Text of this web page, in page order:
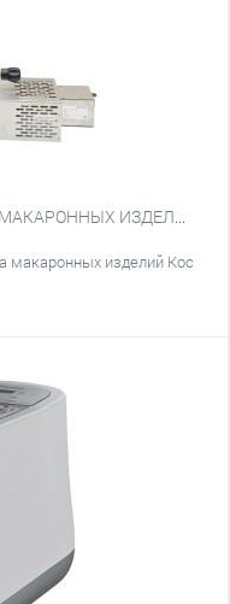
ЭКСТРУДЕР ДЛЯ ПРОИЗВОДСТВА МАКАРОННЫХ ИЗДЕЛИЙ KOCATEQ OMJ2 WITH CUTTER C ТЕСТОМЕСОМ НА 2.5 КГ И НОЖОМ АВТОПОДРЕЗКИ
макаронных изделий Koc